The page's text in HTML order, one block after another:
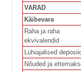
VARAD
Käibevara
Raha ja raha
ekvivalendid
Lühiajalised
Nõuded ja